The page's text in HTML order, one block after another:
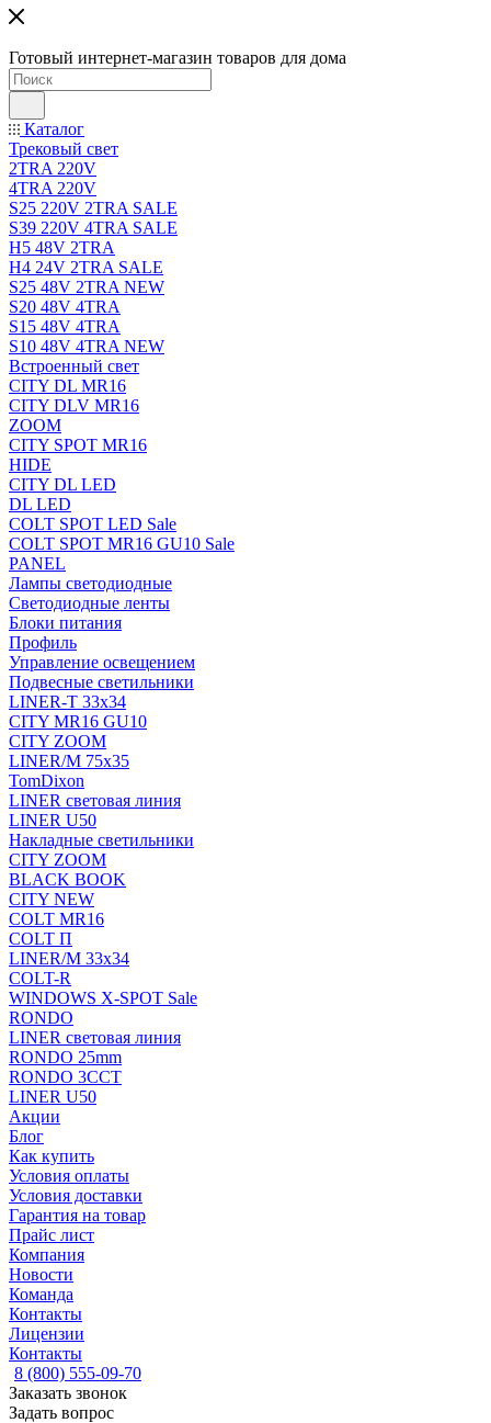
Готовый интернет-магазин товаров для дома
Каталог
Трековый свет
2TRA 220V
4TRA 220V
S25 220V 2TRA SALE
S39 220V 4TRA SALE
H5 48V 2TRA
H4 24V 2TRA SALE
S25 48V 2TRA NEW
S20 48V 4TRA
S15 48V 4TRA
S10 48V 4TRA NEW
Встроенный свет
CITY DL MR16
CITY DLV MR16
ZOOM
CITY SPOT MR16
HIDE
CITY DL LED
DL LED
COLT SPOT LED Sale
COLT SPOT MR16 GU10 Sale
PANEL
Лампы светодиодные
Светодиодные ленты
Блоки питания
Профиль
Управление освещением
Подвесные светильники
LINER-T 33x34
CITY MR16 GU10
CITY ZOOM
LINER/M 75х35
TomDixon
LINER световая линия
LINER U50
Накладные светильники
CITY ZOOM
BLACK BOOK
CITY NEW
COLT MR16
COLT П
LINER/М 33х34
COLT-R
WINDOWS X-SPOT Sale
RONDO
LINER световая линия
RONDO 25mm
RONDO 3CCT
LINER U50
Акции
Блог
Как купить
Условия оплаты
Условия доставки
Гарантия на товар
Прайс лист
Компания
Новости
Команда
Контакты
Лицензии
Контакты
8 (800) 555-09-70
Заказать звонок
Задать вопрос